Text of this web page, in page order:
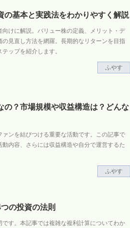
の基本と実践法をわかりやすく解説
けに解説。バリュー株の定義、メリット・デ
見直し方法を網羅。長期的なリターンを目指
ップを紹介します。
ふやす
の？市場規模や収益構造は？どんな
ンを結びつける重要な活動です。この記事で
内容、さらには収益構造や自分で運営するた
ふやす
の投資の法則
す。本記事では複雑な複利計算についてわか